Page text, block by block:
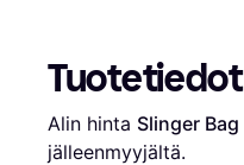
Tuotetiedot
Alin hinta Slinger Bag
jälleenmyyjältä.